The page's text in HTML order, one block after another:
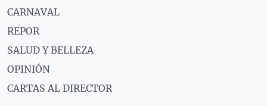
CARNAVAL
REPOR
SALUD Y BELLEZA
OPINIÓN
CARTAS AL DIRECTOR